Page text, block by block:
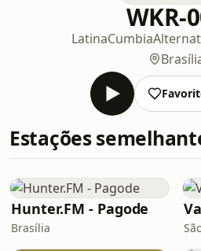
WKR-
LatinaCumbia
Estações
Hunter.FM - Pagode
Brasília